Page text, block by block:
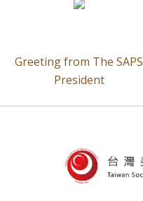
Greeting from The SAPS
President